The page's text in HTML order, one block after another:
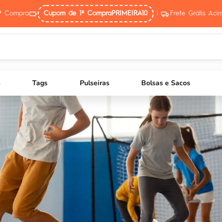
Compra Cupom de 1ª CompraPRIMEIRA10 Frete Grátis
Tags Pulseiras Bolsas e Sacos